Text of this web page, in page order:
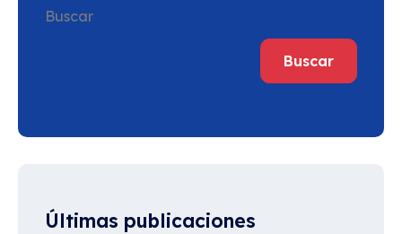
Buscar
Buscar
Últimas publicaciones